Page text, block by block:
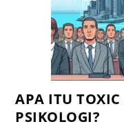
APA ITU
PSIKOLOGI?